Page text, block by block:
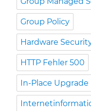
Group Policy
Hardware
HTTP Fehler 500
In-Place Upgrade